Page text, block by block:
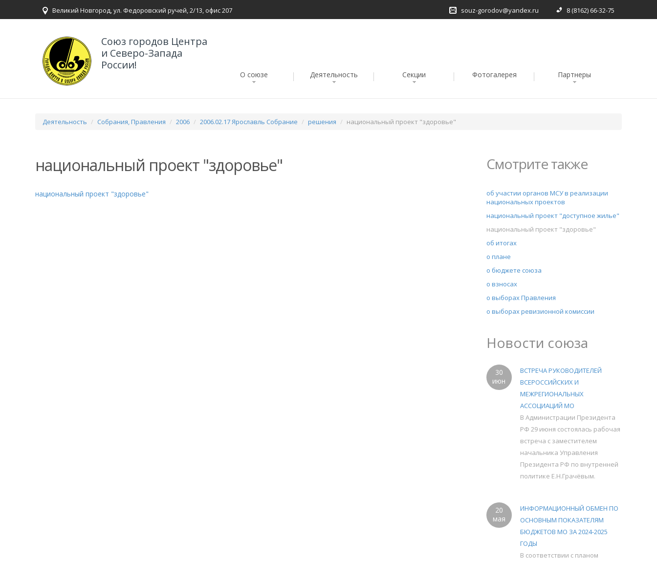
Великий Новгород, ул. Федоровский ручей, 2/13, офис 207 souz-gorodov@yandex.ru 8 (8162) 66-32-75
Союз городов Центра
и Северо-Запада
России!
О союзе Деятельность Секции Фотогалерея Партнеры
Деятельность Собрания, Правления 2006 2006.02.17 Ярославль Собрание решения национальный проект "здоровье"
национальный проект "здоровье"
национальный проект "здоровье"
Смотрите также
об участии органов МСУ в реализации
национальных проектов
национальный проект "доступное жилье"
национальный проект "здоровье"
об итогах
о плане
о бюджете союза
о взносах
о выборах Правления
о выборах ревизионной комиссии
Новости союза
30
июн
ВСТРЕЧА РУКОВОДИТЕЛЕЙ
ВСЕРОССИЙСКИХ И
МЕЖРЕГИОНАЛЬНЫХ
АССОЦИАЦИЙ МО
В Администрации Президента
РФ 29 июня состоялась рабочая
встреча с заместителем
начальника Управления
Президента РФ по внутренней
политике Е.Н.Грачёвым.
20
мая
ИНФОРМАЦИОННЫЙ ОБМЕН ПО
ОСНОВНЫМ ПОКАЗАТЕЛЯМ
БЮДЖЕТОВ МО ЗА 2024-2025
ГОДЫ
В соответствии с планом